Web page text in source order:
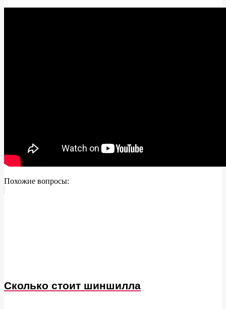
Похожие вопросы:
Сколько стоит шиншилла